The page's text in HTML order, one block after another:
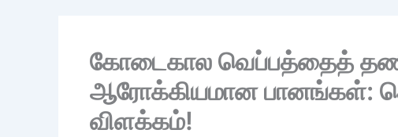
கோடைகால வெப்பத்தைத்
ஆரோக்கியமான பானங்கள்:
விளக்கம்!